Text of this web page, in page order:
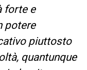
forte e
potere
piuttosto
quantunque